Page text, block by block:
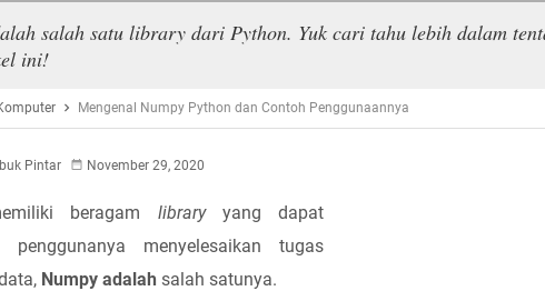
salah satu library dari Python. Yuk cari tahu lebih dalam
ini!
Mengenal Numpy Python dan Contoh Penggunaannya
Pintar November 29, 2020
beragam library yang dapat
penggunanya menyelesaikan tugas
Numpy adalah salah satunya.